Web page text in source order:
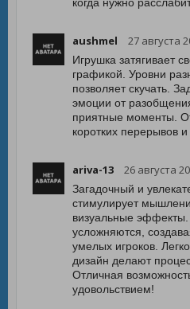
aushmel 27 августа
Игрушка затягивает
графикой. Уровни
позволяет скучать.
эмоции от
приятные моменты.
коротких перерывов
ariva-13 26 августа
Загадочный и
стимулирует
визуальные
усложняются,
умелых игроков.
дизайн делают
Отличная
удовольствием!